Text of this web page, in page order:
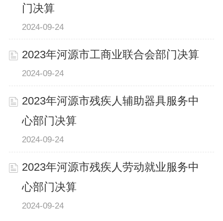
门决算
2024-09-24
2023年河源市工商业联合会部门决算
2024-09-24
2023年河源市残疾人辅助器具服务中
心部门决算
2024-09-24
2023年河源市残疾人劳动就业服务中
心部门决算
2024-09-24